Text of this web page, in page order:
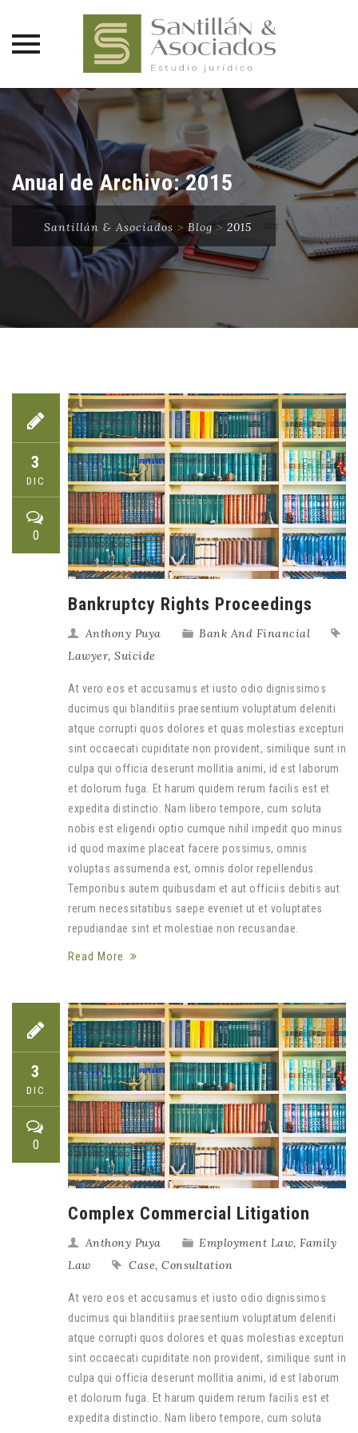
Saltar
contenido
Anual de Archivo:2015
Santillán & Asociados >Blog> 2015
3
DIC
0
Bankruptcy Rights Proceedings
Anthony Puya
Bank And Financial
Lawyer, Suicide
At vero eos et accusamus et iusto odio dignissimos
ducimus qui blanditiis praesentium voluptatum deleniti
atque corrupti quos dolores et quas molestias excepturi
sint occaecati cupiditate non provident, similique sunt in
culpa qui officia deserunt mollitia animi, id est laborum
et dolorum fuga. Et harum quidem rerum facilis est et
expedita distinctio. Nam libero tempore, cum soluta
nobis est eligendi optio cumque nihil impedit quo minus
id quod maxime placeat facere possimus, omnis
voluptas assumenda est, omnis dolor repellendus.
Temporibus autem quibusdam et aut officiis debitis aut
rerum necessitatibus saepe eveniet ut et voluptates
repudiandae sint et molestiae non recusandae.
Read More
3
DIC
0
Complex Commercial Litigation
Anthony Puya Employment Law, Family
Law
Case, Consultation
At vero eos et accusamus et iusto odio dignissimos
ducimus qui blanditiis praesentium voluptatum deleniti
atque corrupti quos dolores et quas molestias excepturi
sint occaecati cupiditate non provident, similique sunt in
culpa qui officia deserunt mollitia animi, id est laborum
et dolorum fuga. Et harum quidem rerum facilis est et
expedita distinctio. Nam libero tempore, cum soluta